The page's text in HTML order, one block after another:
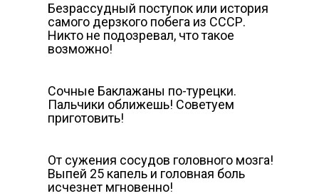
Безрассудный поступок или история
самого дерзкого побега из СССР.
Никто не подозревал, что такое
возможно!
Сочные Баклажаны по-турецки.
Пальчики оближешь! Советуем
приготовить!
От сужения сосудов головного мозга!
Выпей 25 капель и головная боль
исчезнет мгновенно!